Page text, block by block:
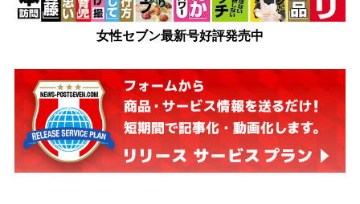
女性セブン最新号好評発売中